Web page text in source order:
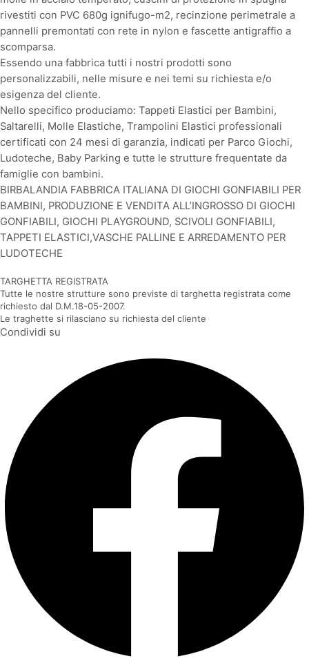
rivestiti con PVC 680g ignifugo-m2, recinzione perimetrale a
pannelli premontati con rete in nylon e fascette antigraffio a
scomparsa.
Essendo una fabbrica tutti i nostri prodotti sono
personalizzabili, nelle misure e nei temi su richiesta e/o
esigenza del cliente.
Nello specifico produciamo: Tappeti Elastici per Bambini,
Saltarelli, Molle Elastiche, Trampolini Elastici professionali
certificati con 24 mesi di garanzia, indicati per Parco Giochi,
Ludoteche, Baby Parking e tutte le strutture frequentate da
famiglie con bambini.
BIRBALANDIA FABBRICA ITALIANA DI GIOCHI GONFIABILI PER
BAMBINI, PRODUZIONE E VENDITA ALL’INGROSSO DI GIOCHI
GONFIABILI, GIOCHI PLAYGROUND, SCIVOLI GONFIABILI,
TAPPETI ELASTICI,VASCHE PALLINE E ARREDAMENTO PER
LUDOTECHE
TARGHETTA REGISTRATA
Tutte le nostre strutture sono previste di targhetta registrata come
richiesto dal D.M.18-05-2007.
Le traghette si rilasciano su richiesta del cliente
Condividi su